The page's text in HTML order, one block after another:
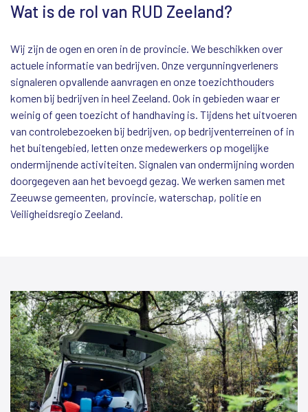
Wat is de rol van RUD Zeeland?
Wij zijn de ogen en oren in de provincie. We beschikken over
actuele informatie van bedrijven. Onze vergunningverleners
signaleren opvallende aanvragen en onze toezichthouders
komen bij bedrijven in heel Zeeland. Ook in gebieden waar er
weinig of geen toezicht of handhaving is. Tijdens het uitvoeren
van controlebezoeken bij bedrijven, op bedrijventerreinen of in
het buitengebied, letten onze medewerkers op mogelijke
ondermijnende activiteiten. Signalen van ondermijning worden
doorgegeven aan het bevoegd gezag. We werken samen met
Zeeuwse gemeenten, provincie, waterschap, politie en
Veiligheidsregio Zeeland.